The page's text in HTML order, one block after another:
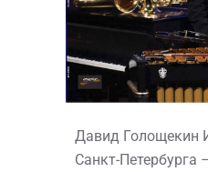
Давид Голощекин
Санкт-Петербурга